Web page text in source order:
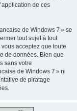
de ces
de Windows 7 » se
tout sujet à tout
acceptez que toute
de données. Bien que
sans votre
de Windows 7 » ni
de piratage